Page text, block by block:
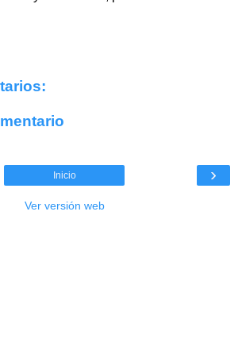
›
Inicio
Ver versión web